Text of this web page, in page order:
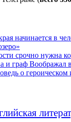
начинается в
срочно нужна
и граф Воображал
о героическом